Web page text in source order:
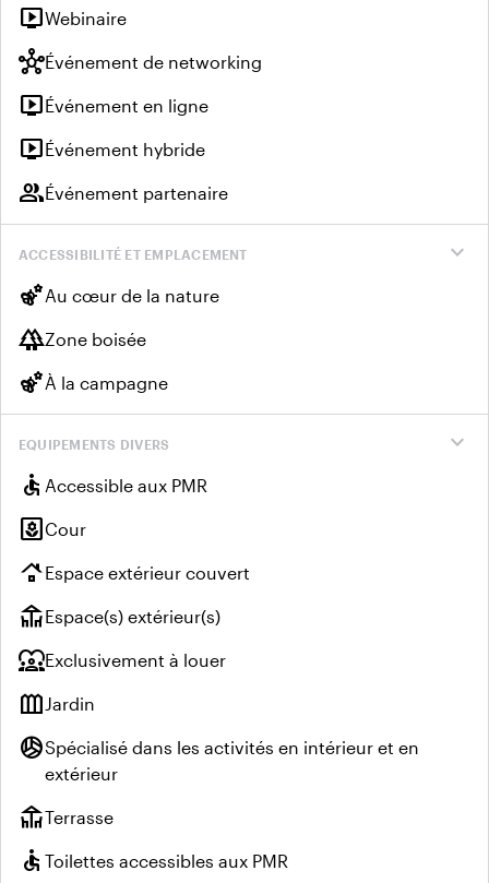
live_tvWebinaire
hubÉvénement de networking
live_tvÉvénement en ligne
live_tvÉvénement hybride
groupÉvénement partenaire
expand_more
ACCESSIBILITÉ ET EMPLACEMENT
emoji_natureAu cœur de la nature
forestZone boisée
emoji_natureÀ la campagne
expand_more
EQUIPEMENTS DIVERS
accessible Accessible aux PMR
yardCour
roofingEspace extérieur couvert
deckEspace(s) extérieur(s)
diversity_1Exclusivement à louer
outdoor_gardenJardin
sports_volleyballSpécialisé dans les activités en intérieur et en
extérieur
deckTerrasse
accessible Toilettes accessibles aux PMR